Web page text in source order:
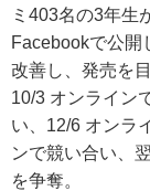
ミ403名の3年生
Facebookで公開
改善し、発売を目
10/3 オンライン
い、12/6 オンラ
ンで競い合い、
を争奪。